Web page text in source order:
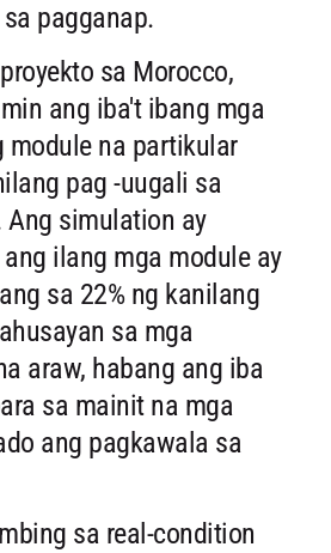
pagganap.
sa Morocco,
ang iba't ibang mga
module na partikular
pag -uugali sa
simulation ay
ilang mga module ay
sa 22% ng kanilang
sa mga
araw, habang ang iba
sa mainit na mga
ang pagkawala sa
sa real-condition